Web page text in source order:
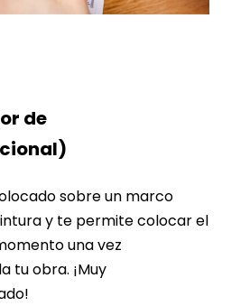
de
sobre un marco
y te permite colocar el
una vez
tu obra. ¡Muy